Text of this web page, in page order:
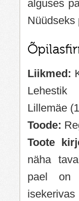
alguses
Nüüdseks
Liikmed:
Lillemäe
Toode:
Toote
näha
pael on